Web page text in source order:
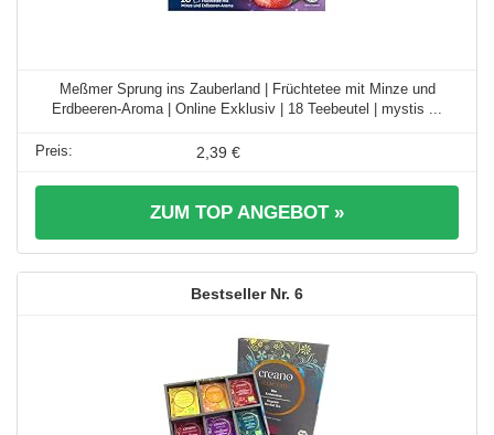
Meßmer Sprung ins Zauberland | Früchtetee mit Minze und
Erdbeeren-Aroma | Online Exklusiv | 18 Teebeutel | mystis ...
2,39 €
ZUM TOP ANGEBOT »
6